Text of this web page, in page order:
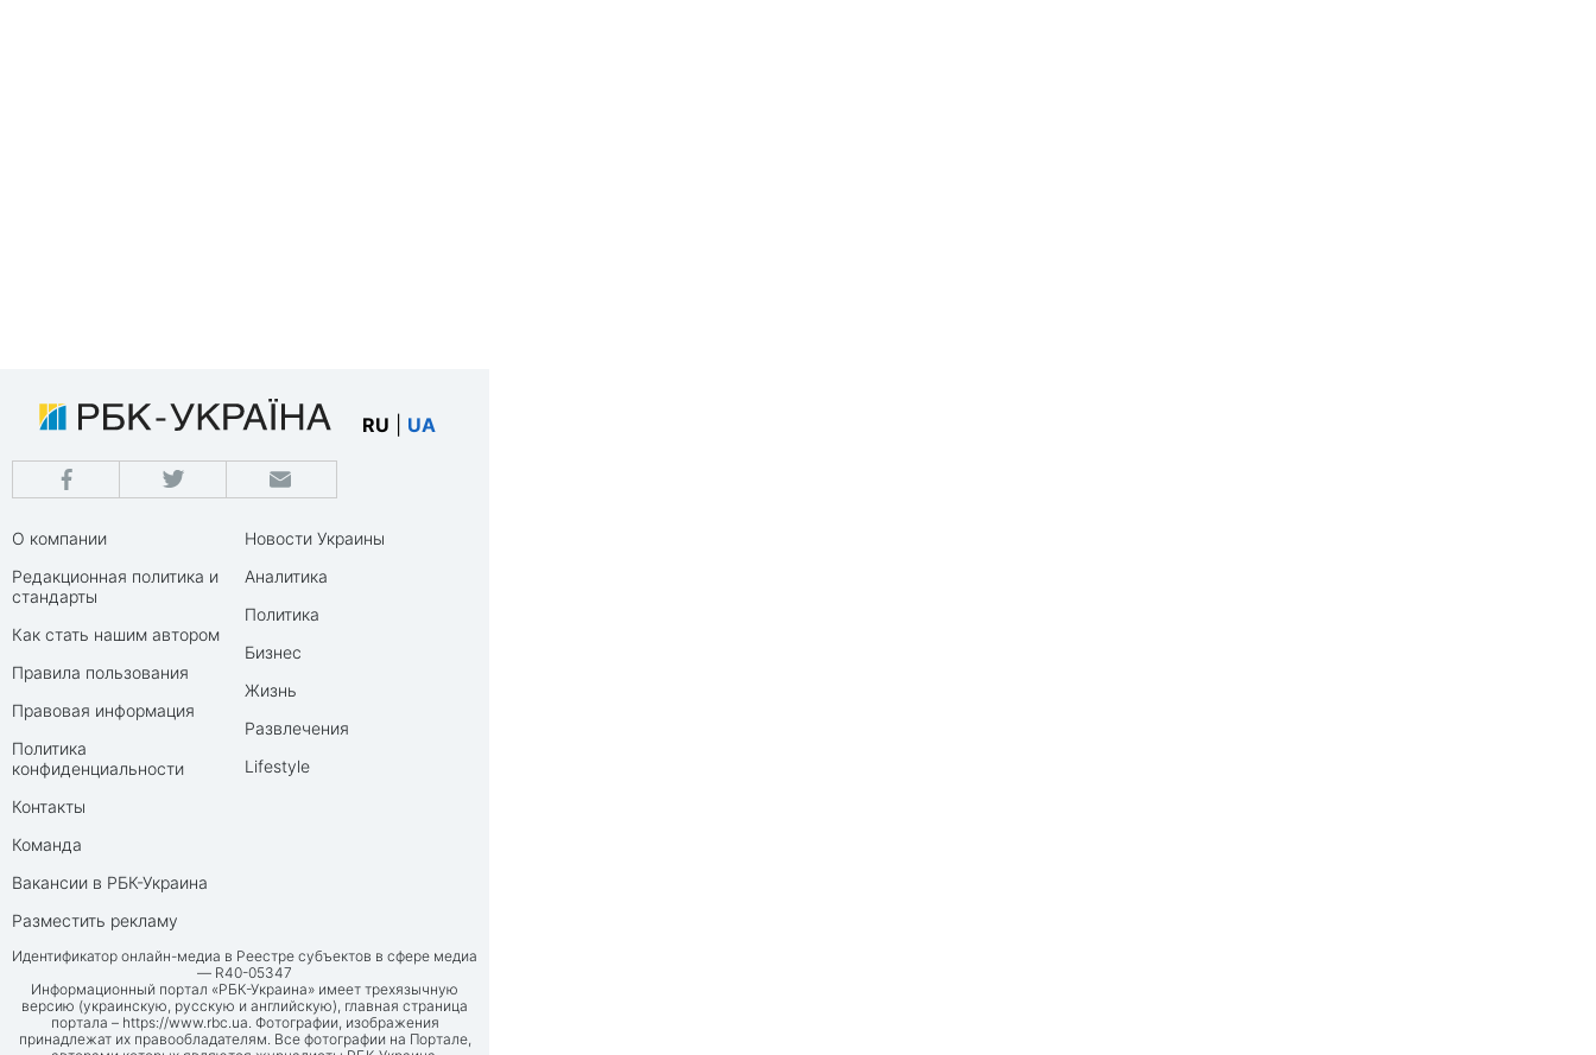
RU UA
О компании
Редакционная политика и
стандарты
Как стать нашим автором
Правила пользования
Правовая информация
Политика
конфиденциальности
Контакты
Команда
Вакансии в РБК-Украина
Разместить рекламу
Новости Украины
Аналитика
Политика
Бизнес
Жизнь
Развлечения
Lifestyle
Идентификатор онлайн-медиа в Реестре субъектов в сфере медиа
— R40-05347
Информационный портал «РБК-Украина» имеет трехязычную
версию (украинскую, русскую и английскую), главная страница
портала – https://www.rbc.ua. Фотографии, изображения
принадлежат их правообладателям. Все фотографии на Портале,